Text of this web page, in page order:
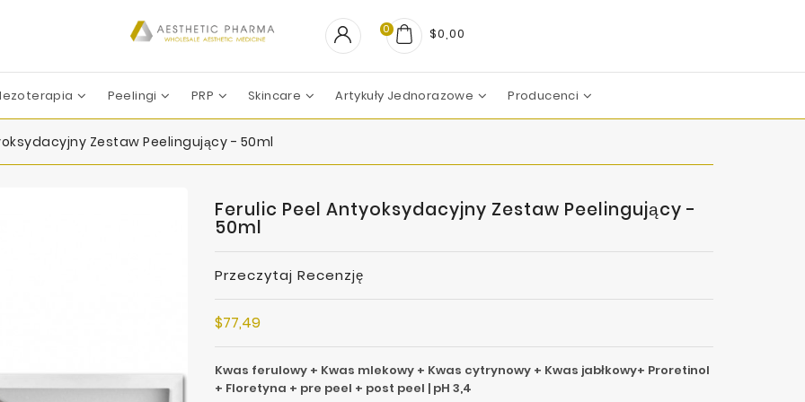
0 $0,00
Peelingi PRP Skincare Artykuły Jednorazowe Producenci
Zestaw Peelingujący - 50ml
Ferulic Peel Antyoksydacyjny Zestaw Peelingujący -
50ml
Przeczytaj Recenzję
$77,49
Kwas ferulowy + Kwas mlekowy + Kwas cytrynowy + Kwas jabłkowy+ Proretinol
+ Floretyna + pre peel + post peel | pH 3,4